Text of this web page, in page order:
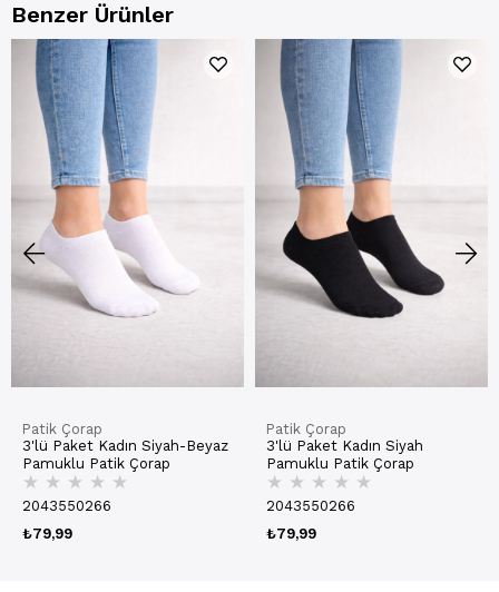
Benzer Ürünler
Patik Çorap
3'lü Paket Kadın Siyah-Beyaz
Pamuklu Patik Çorap
★ ★ ★ ★ ★
2043550266
₺79,99
Patik Çorap
3'lü Paket Kadın Siyah
Pamuklu Patik Çorap
★ ★ ★ ★ ★
2043550266
₺79,99